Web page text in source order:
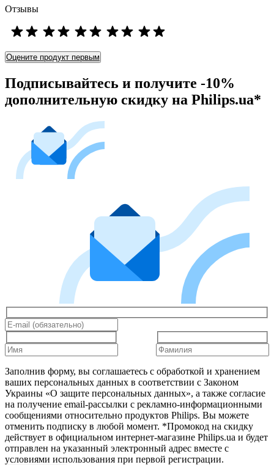
Отзывы
Оцените продукт первым
Подписывайтесь и получите -10%
дополнительную скидку на Philips.ua*
Заполнив форму, вы соглашаетесь с обработкой и хранением
ваших персональных данных в соответствии с Законом
Украины «О защите персональных данных», а также согласие
на получение email-рассылки с рекламно-информационными
сообщениями относительно продуктов Philips. Вы можете
отменить подписку в любой момент. *Промокод на скидку
действует в официальном интернет-магазине Philips.ua и будет
отправлен на указанный электронный адрес вместе с
условиями использования при первой регистрации.